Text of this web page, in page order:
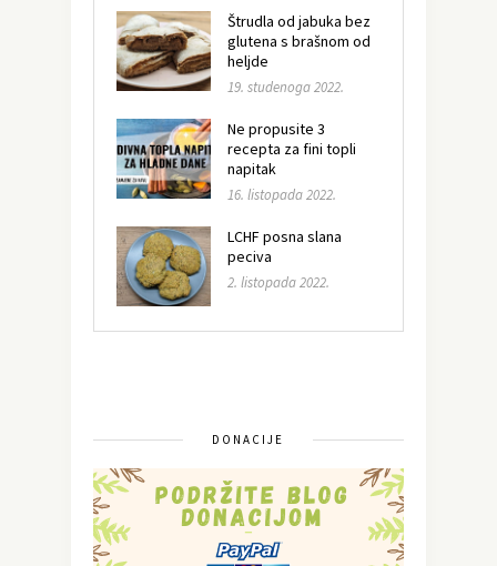
Štrudla od jabuka bez
glutena s brašnom od
heljde
19. studenoga 2022.
Ne propusite 3
recepta za fini topli
napitak
16. listopada 2022.
LCHF posna slana
peciva
2. listopada 2022.
DONACIJE